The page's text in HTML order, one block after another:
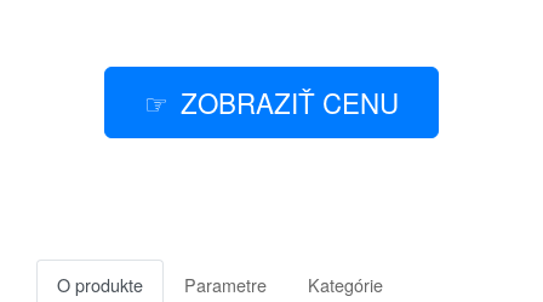
ZOBRAZIŤ CENU
O produkte Parametre Kategórie